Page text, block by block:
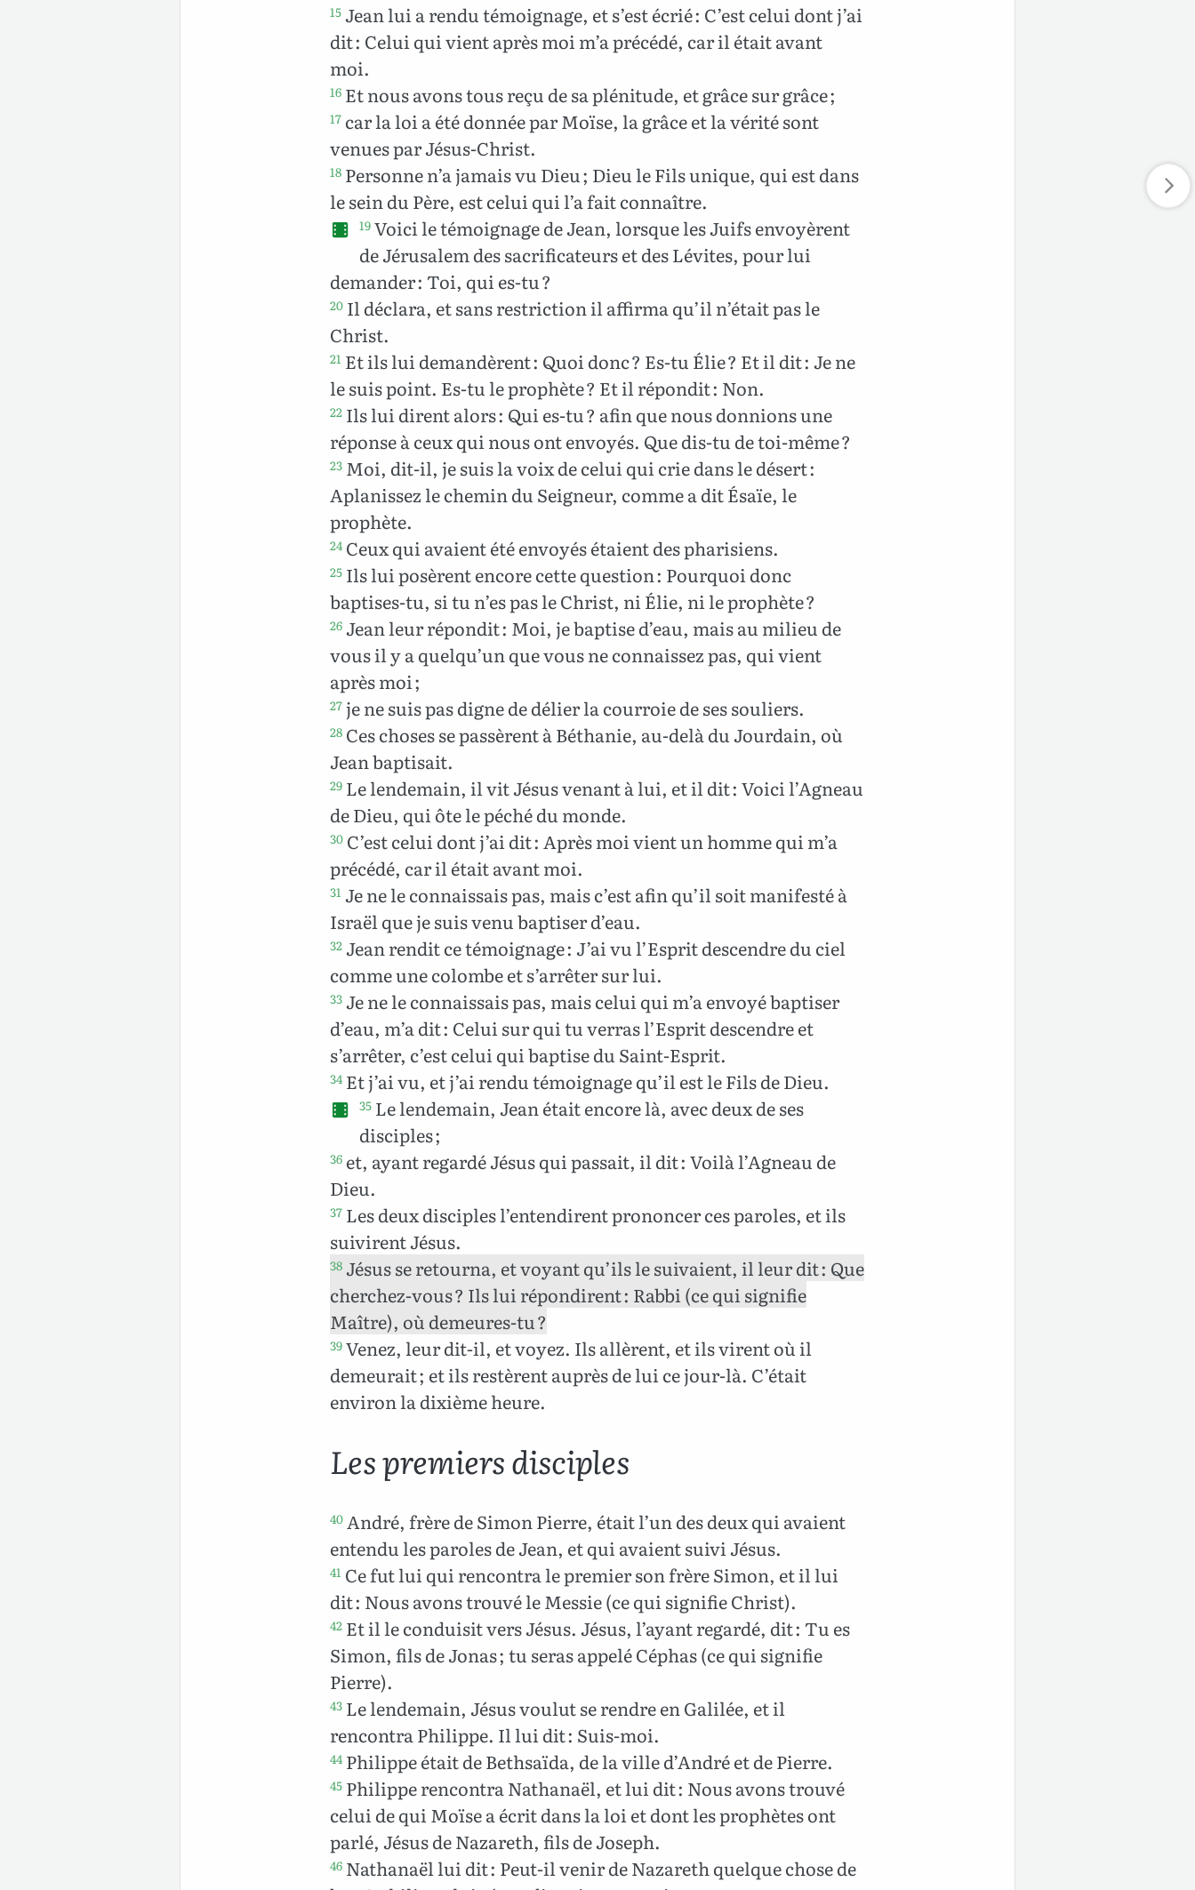
15 Jean lui a rendu témoignage, et s’est écrié : C’est celui dont j’ai
dit : Celui qui vient après moi m’a précédé, car il était avant
moi.
16 Et nous avons tous reçu de sa plénitude, et grâce sur grâce ;
17 car la loi a été donnée par Moïse, la grâce et la vérité sont
venues par Jésus-Christ.
18 Personne n’a jamais vu Dieu ; Dieu le Fils unique, qui est dans
le sein du Père, est celui qui l’a fait connaître.
19 Voici le témoignage de Jean, lorsque les Juifs envoyèrent
de Jérusalem des sacrificateurs et des Lévites, pour lui
demander : Toi, qui es-tu ?
20 Il déclara, et sans restriction il affirma qu’il n’était pas le
Christ.
21 Et ils lui demandèrent : Quoi donc ? Es-tu Élie ? Et il dit : Je ne
le suis point. Es-tu le prophète ? Et il répondit : Non.
22 Ils lui dirent alors : Qui es-tu ? afin que nous donnions une
réponse à ceux qui nous ont envoyés. Que dis-tu de toi-même ?
23 Moi, dit-il, je suis la voix de celui qui crie dans le désert :
Aplanissez le chemin du Seigneur, comme a dit Ésaïe, le
prophète.
24 Ceux qui avaient été envoyés étaient des pharisiens.
25 Ils lui posèrent encore cette question : Pourquoi donc
baptises-tu, si tu n’es pas le Christ, ni Élie, ni le prophète ?
26 Jean leur répondit : Moi, je baptise d’eau, mais au milieu de
vous il y a quelqu’un que vous ne connaissez pas, qui vient
après moi ;
27 je ne suis pas digne de délier la courroie de ses souliers.
28 Ces choses se passèrent à Béthanie, au-delà du Jourdain, où
Jean baptisait.
29 Le lendemain, il vit Jésus venant à lui, et il dit : Voici l’Agneau
de Dieu, qui ôte le péché du monde.
30 C’est celui dont j’ai dit : Après moi vient un homme qui m’a
précédé, car il était avant moi.
31 Je ne le connaissais pas, mais c’est afin qu’il soit manifesté à
Israël que je suis venu baptiser d’eau.
32 Jean rendit ce témoignage : J’ai vu l’Esprit descendre du ciel
comme une colombe et s’arrêter sur lui.
33 Je ne le connaissais pas, mais celui qui m’a envoyé baptiser
d’eau, m’a dit : Celui sur qui tu verras l’Esprit descendre et
s’arrêter, c’est celui qui baptise du Saint-Esprit.
34 Et j’ai vu, et j’ai rendu témoignage qu’il est le Fils de Dieu.
35 Le lendemain, Jean était encore là, avec deux de ses
disciples ;
36 et, ayant regardé Jésus qui passait, il dit : Voilà l’Agneau de
Dieu.
37 Les deux disciples l’entendirent prononcer ces paroles, et ils
suivirent Jésus.
38 Jésus se retourna, et voyant qu’ils le suivaient, il leur dit : Que
cherchez-vous ? Ils lui répondirent : Rabbi (ce qui signifie
Maître), où demeures-tu ?
39 Venez, leur dit-il, et voyez. Ils allèrent, et ils virent où il
demeurait ; et ils restèrent auprès de lui ce jour-là. C’était
environ la dixième heure.
Les premiers disciples
40 André, frère de Simon Pierre, était l’un des deux qui avaient
entendu les paroles de Jean, et qui avaient suivi Jésus.
41 Ce fut lui qui rencontra le premier son frère Simon, et il lui
dit : Nous avons trouvé le Messie (ce qui signifie Christ).
42 Et il le conduisit vers Jésus. Jésus, l’ayant regardé, dit : Tu es
Simon, fils de Jonas ; tu seras appelé Céphas (ce qui signifie
Pierre).
43 Le lendemain, Jésus voulut se rendre en Galilée, et il
rencontra Philippe. Il lui dit : Suis-moi.
44 Philippe était de Bethsaïda, de la ville d’André et de Pierre.
45 Philippe rencontra Nathanaël, et lui dit : Nous avons trouvé
celui de qui Moïse a écrit dans la loi et dont les prophètes ont
parlé, Jésus de Nazareth, fils de Joseph.
46 Nathanaël lui dit : Peut-il venir de Nazareth quelque chose de